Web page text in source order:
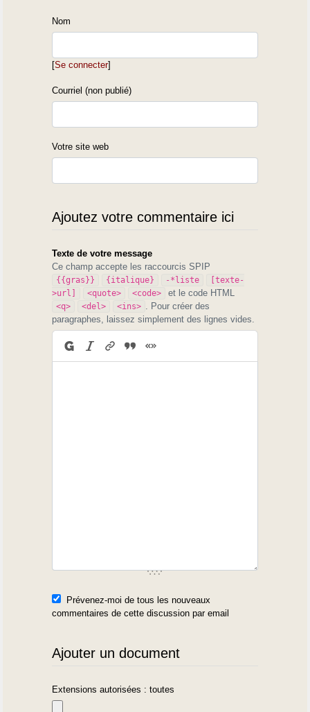
Nom
[Se connecter]
Courriel (non publié)
Votre site web
Ajoutez votre commentaire ici
Texte de votre message
Ce champ accepte les raccourcis SPIP
{{gras}} {italique} -*liste
[texte-
>url]
<quote> <code> et le code HTML
<q> <del> <ins>
. Pour créer des
paragraphes, laissez simplement des lignes vides.
Prévenez-moi de tous les nouveaux
commentaires de cette discussion par email
Ajouter un document
Extensions autorisées : toutes